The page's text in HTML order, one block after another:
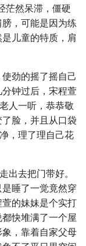
茫然呆滞，僵硬
，可能是因为练
儿童的特质，肩
劲的摇了摇自己
钟过后，宋程萱
人一听，恭恭敬
脸，并且从口袋
，理了理自己花
出去把门带好。
睡了一觉竟然穿
的妹妹是个实打
快堆满了一个屋
，靠着自家父母